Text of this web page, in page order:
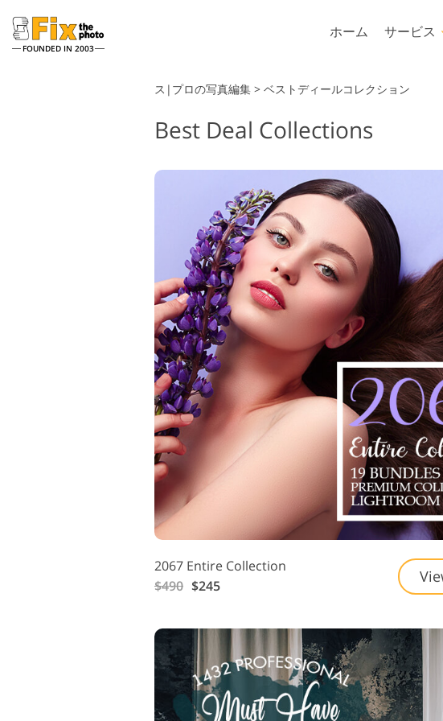
FOUNDED IN 2003
ホーム サービス
結婚式の写真編集サービス AIが生成した
製品レタッチ製品内容 ジュエリーレタ
Lightroom
Lightroomのプリセット
全体
ベストディールプリセット
モバイルコレクション
Photoshopアクシ
Photoshopテクス
Psアクションコレ
全体
Psはコレクショ
ーバーレイします
ス|プロの写真編集 > ベストディールコレクション
Best Deal Collections
2067 Entire Collection
$490 $245